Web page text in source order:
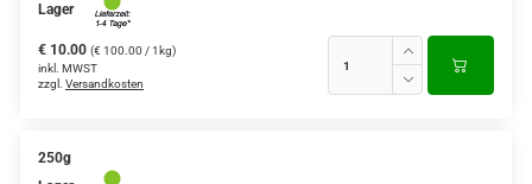
Lager
€ 10.00 (€ 100.00 / 1kg)
inkl. MWST
zzgl. Versandkosten
250g